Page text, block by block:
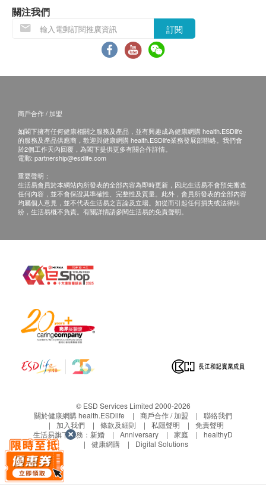
知閣下。
此保用提供德國寶產品之機件在正常使用下一年保
總代理有權選擇維修或更換配件或其損壞部份。
詳細請參閱德國寶產品保用條款。
此產品由German Pool (Hong Kong) Limited 提供
保修服務。如有任何爭議，德國寶(香港)有限公司
和健康網購health.ESDlife保留最終決議權。
重要提示: 以下產品並不適用於以上<質保>條款內
GP_FIR-E4/ GP_FIR-G2/ GP_FIR-F4/ GP_FIM-
SL1G請顧客收到貨品後2個工作天內檢查貨品情
health.ESDlife客戶服務熱線(3151 2288).
用條例以“使用及安裝說明”為準。(商品顏色或會因電
腦螢幕設定差異會略有不同，一切以實物為準。)
議權。
關注我們
訂閱
商戶合作 / 加盟
如閣下擁有任何健康相關之服務及產品，並有興趣成為健康網購 health.ESDlife
的服務及產品供應商，歡迎與健康網購 health.ESDlife業務發展部聯絡。我們會
於2個工作天內回覆，為閣下提供更多有關合作詳情。
電郵: partnership@esdlife.com
重要聲明：
生活易會員於本網站內所發表的全部內容為即時更新，因此生活易不會預先審查
任何內容，並不會保證其準確性、完整性及質量。此外，會員所發表的全部內容
均屬個人意見，並不代表生活易之言論及立場。如從而引起任何損失或法律糾
紛，生活易概不負責。有關詳情請參閱生活易的免責聲明。
© ESD Services Limited 2000-2026
關於健康網購 health.ESDlife
商戶合作 / 加盟
聯絡我們
加入我們
條款及細則 私隱聲明
免責聲明
生活易旗下業務： 新婚 Anniversary 家庭
healthyD
健康網購
Digital Solutions